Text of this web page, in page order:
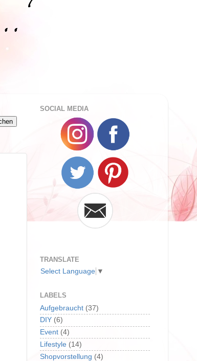
SOCIAL MEDIA
TRANSLATE
Select Language ▼
LABELS
Aufgebraucht (37)
DIY (6)
Event (4)
Lifestyle (14)
Shopvorstellung (4)